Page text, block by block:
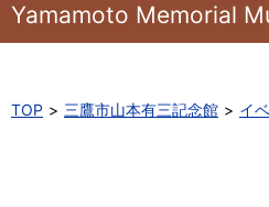
Yamamoto Memorial
TOP 三鷹市山本有三記念館 イ